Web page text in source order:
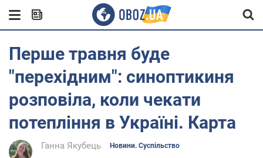
Перше травня буде
"перехідним": синоптикиня
розповіла, коли чекати
потепління в Україні. Карта
Ганна Якубець Новини. Суспільство